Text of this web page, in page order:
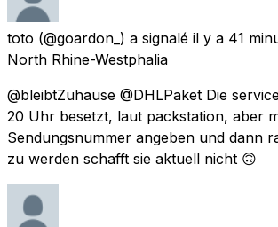
toto (@goardon_) a signalé il y a 41
North Rhine-Westphalia
@bleibtZuhause @DHLPaket Die
20 Uhr besetzt, laut packstation, aber
Sendungsnummer angeben und dann
zu werden schafft sie aktuell nicht 🙃